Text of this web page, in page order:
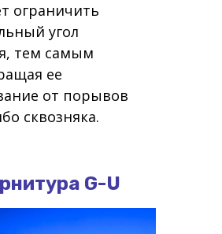
ограничить
угол
тем самым
ее
от порывов
сквозняка.
G-U